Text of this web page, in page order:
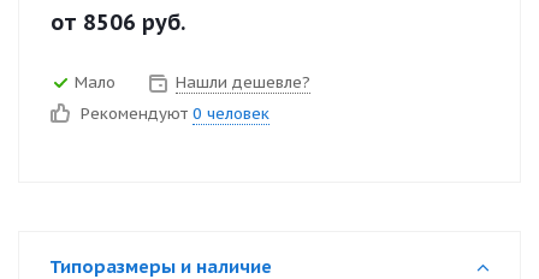
от 8506 руб.
Мало
Нашли дешевле?
Рекомендуют 0 человек
Типоразмеры и наличие